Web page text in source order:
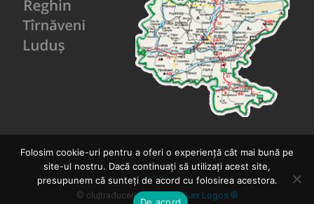
© clujtraduceri.ro, o marcăLex Logos ®
Folosim cookie-uri pentru a oferi o experiență cât mai bună pe
site-ul nostru. Dacă continuați să utilizați acest site,
presupunem că sunteți de acord cu folosirea acestora.
De acord